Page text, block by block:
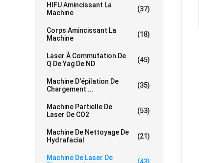
HIFU Amincissant La
Machine
(37)
Corps Amincissant La
Machine
(18)
Laser À Commutation De
Q De Yag De ND
(45)
Machine D'épilation De
Chargement ...
(35)
Machine Partielle De
Laser De CO2
(53)
Machine De Nettoyage De
Hydrafacial
(21)
Machine De Laser De